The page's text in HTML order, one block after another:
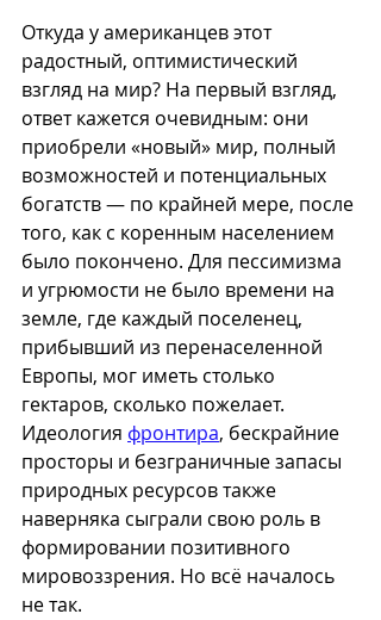
Откуда у американцев этот
радостный, оптимистический
взгляд на мир? На первый взгляд,
ответ кажется очевидным: они
приобрели «новый» мир, полный
возможностей и потенциальных
богатств — по крайней мере, после
того, как с коренным населением
было покончено. Для пессимизма
и угрюмости не было времени на
земле, где каждый поселенец,
прибывший из перенаселенной
Европы, мог иметь столько
гектаров, сколько пожелает.
Идеология фронтира, бескрайние
просторы и безграничные запасы
природных ресурсов также
наверняка сыграли свою роль в
формировании позитивного
мировоззрения. Но всё началось
не так.